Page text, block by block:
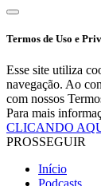
Termos de Uso e
Esse site utiliza
navegação. Ao
com nossos
Para mais
CLICANDO
PROSSEGUIR
Início